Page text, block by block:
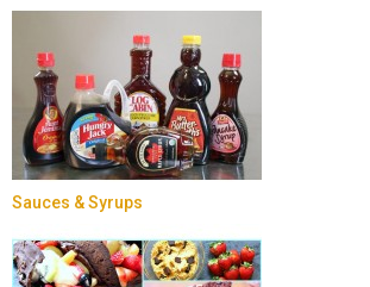
Sauces & Syrups